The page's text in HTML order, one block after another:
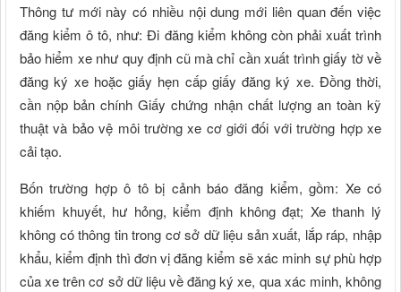
Thông tư mới này có nhiều nội dung mới liên quan đến việc
đăng kiểm ô tô, như: Đi đăng kiểm không còn phải xuất trình
bảo hiểm xe như quy định cũ mà chỉ cần xuất trình giấy tờ về
đăng ký xe hoặc giấy hẹn cấp giấy đăng ký xe. Đồng thời,
cần nộp bản chính Giấy chứng nhận chất lượng an toàn kỹ
thuật và bảo vệ môi trường xe cơ giới đối với trường hợp xe
cải tạo.
Bốn trường hợp ô tô bị cảnh báo đăng kiểm, gồm: Xe có
khiếm khuyết, hư hỏng, kiểm định không đạt; Xe thanh lý
không có thông tin trong cơ sở dữ liệu sản xuất, lắp ráp, nhập
khẩu, kiểm định thì đơn vị đăng kiểm sẽ xác minh sự phù hợp
của xe trên cơ sở dữ liệu về đăng ký xe, qua xác minh, không